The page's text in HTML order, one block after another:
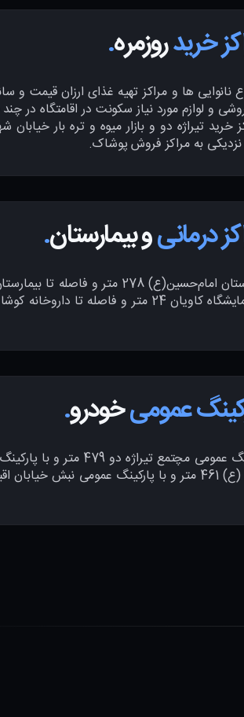
خریدروزمره.
نانوایی ها و مراکز تهیه غذای ارزان قیمت و
و لوازم مورد نیاز سکونت در اقامتگاه در
تیراژه دو و بازار میوه و تره بار خیابان
به مراکز فروش پوشاک.
درمانیو بیمارستان.
فاصله اقامتگاه تا بیمارستان امام‌حسین(ع) 278 متر و
عمومیخودرو.
فاصله اقامتگاه با پارکینگ عمومی مچتمع تیراژه